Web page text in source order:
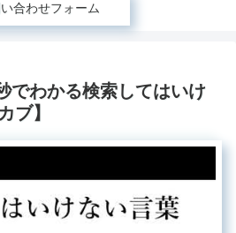
合わせフォーム
でわかる検索してはいけ
ブ】